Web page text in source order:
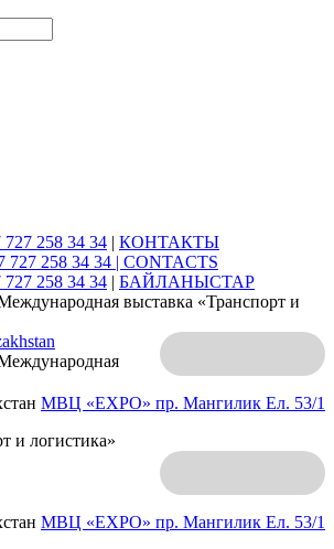
258 34 34 | КОНТАКТЫ
727 258 34 34 | CONTACTS
258 34 34 | БАЙЛАНЫСТАР
выставка «Транспорт и
МВЦ «EXPO» пр. Мангилик Ел. 53/1
и логистика»
МВЦ «EXPO» пр. Мангилик Ел. 53/1